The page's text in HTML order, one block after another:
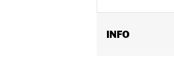
INFO